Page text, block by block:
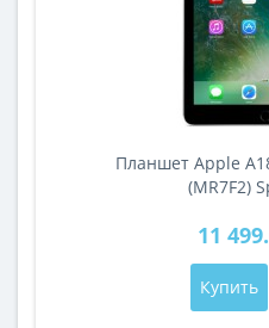
Планшет Apple
(MR7F2)
11
Купить